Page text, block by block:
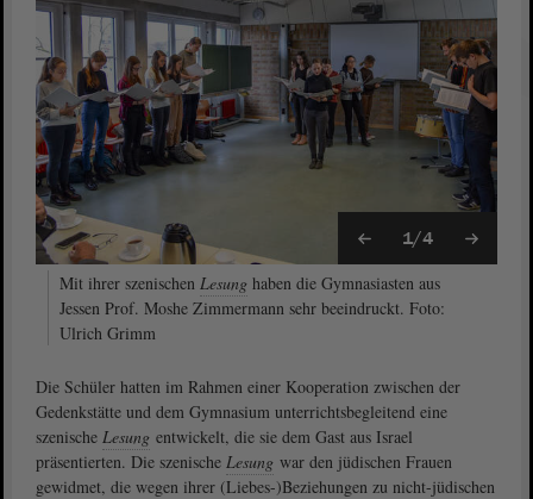
1/4
Mit ihrer szenischen Lesung haben die Gymnasiasten aus
Jessen Prof. Moshe Zimmermann sehr beeindruckt. Foto:
Ulrich Grimm
Die Schüler hatten im Rahmen einer Kooperation zwischen der
Gedenkstätte und dem Gymnasium unterrichtsbegleitend eine
szenische Lesung entwickelt, die sie dem Gast aus Israel
präsentierten. Die szenische Lesung war den jüdischen Frauen
gewidmet, die wegen ihrer (Liebes-)Beziehungen zu nicht-jüdischen